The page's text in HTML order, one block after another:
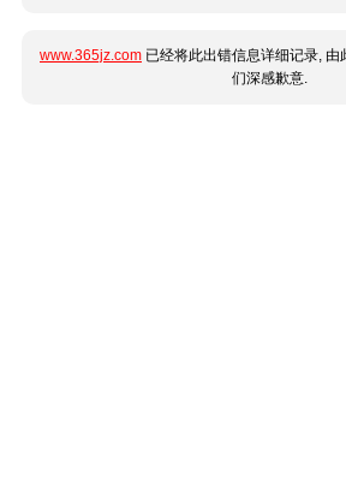
www.365jz.com 已经将此出错信息详细记录,
们深感歉意.